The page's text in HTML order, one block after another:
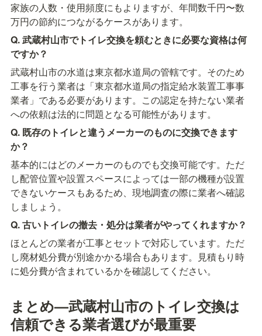
家族の人数・使用頻度にもよりますが、年間数千円〜数
万円の節約につながるケースがあります。
Q. 武蔵村山市でトイレ交換を頼むときに必要な資格は何
ですか？
武蔵村山市の水道は東京都水道局の管轄です。そのため
工事を行う業者は「東京都水道局の指定給水装置工事事
業者」である必要があります。この認定を持たない業者
への依頼は法的に問題となる可能性があります。
Q. 既存のトイレと違うメーカーのものに交換できます
か？
基本的にはどのメーカーのものでも交換可能です。ただ
し配管位置や設置スペースによっては一部の機種が設置
できないケースもあるため、現地調査の際に業者へ確認
しましょう。
Q. 古いトイレの撤去・処分は業者がやってくれますか？
ほとんどの業者が工事とセットで対応しています。ただ
し廃材処分費が別途かかる場合もあります。見積もり時
に処分費が含まれているかを確認してください。
まとめ—武蔵村山市のトイレ交換は
信頼できる業者選びが最重要